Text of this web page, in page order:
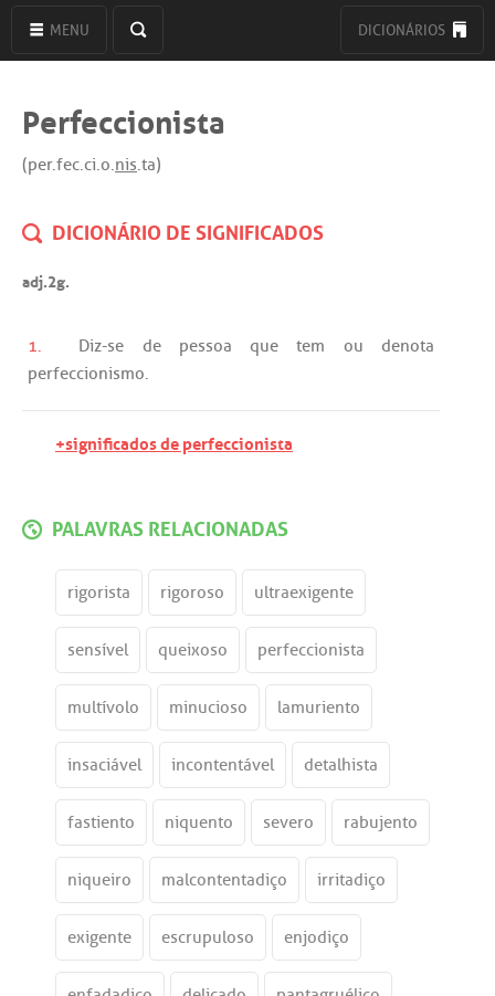
MENU DICIONÁRIOS
Perfeccionista
(per.fec.ci.o.nis.ta)
DICIONÁRIO DE SIGNIFICADOS
adj.2g.
1. Diz-se de pessoa que tem ou
denota
perfeccionismo.
+significados de perfeccionista
PALAVRAS RELACIONADAS
rigorista rigoroso ultraexigente
sensível queixoso perfeccionista
multívolo minucioso lamuriento
insaciável incontentável detalhista
fastiento niquento severo rabujento
niqueiro malcontentadiço irritadiço
exigente escrupuloso enjodiço